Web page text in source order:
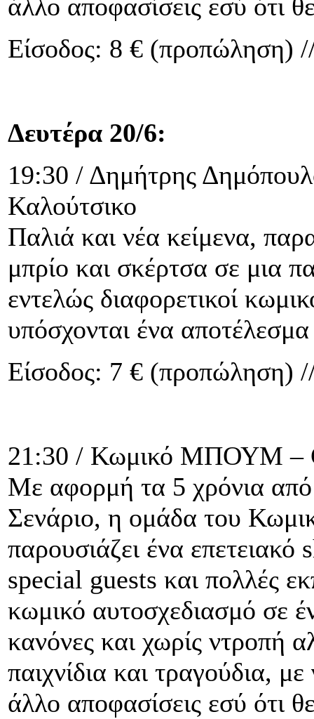
άλλο αποφασίσεις εσύ ότι
Είσοδος: 8 € (προπώληση)
Δευτέρα 20/6:
19:30 / Δημήτρης
Καλούτσικο
Παλιά και νέα κείμενα,
μπρίο και σκέρτσα σε μια
εντελώς διαφορετικοί
υπόσχονται ένα
Είσοδος: 7 € (προπώληση)
21:30 / Κωμικό ΜΠΟΥΜ –
Με αφορμή τα 5 χρόνια
Σενάριο, η ομάδα του
παρουσιάζει ένα επετειακό
special guests και πολλές
κωμικό αυτοσχεδιασμό σε
κανόνες και χωρίς ντροπή
παιχνίδια και τραγούδια,
άλλο αποφασίσεις εσύ ότι